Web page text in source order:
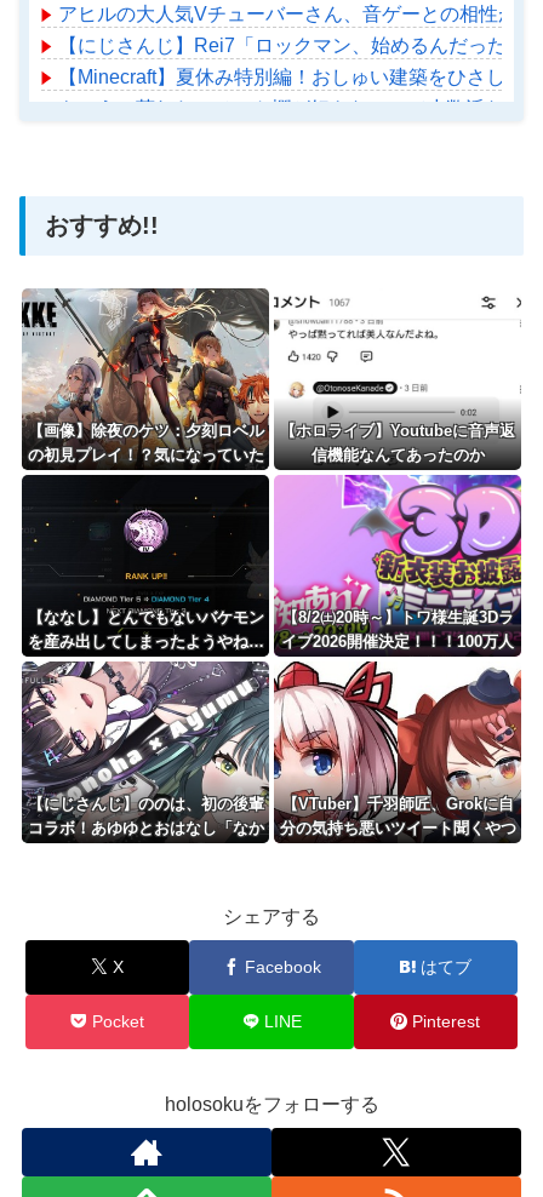
アヒルの大人気Vチューバーさん、音ゲーとの相性が
【にじさんじ】Rei7「ロックマン、始めるんだったら
【Minecraft】夏休み特別編！おしゅい建築をひさし
もこうの荒れたコメント欄が好きなのって少数派なの
おすすめ!!
【画像】除夜のケツ：夕刻ロベル
の初見プレイ！？気になっていた
NIKKEを初めてやってみる
ぞ！！！
【ホロライブ】Youtubeに音声返
信機能なんてあったのか
【ななし】とんでもないバケモン
を産み出してしまったようやね…
【8/2㈯20時～】トワ様生誕3Dラ
イブ2026開催決定！！！100万人
チケットの3D新衣装あり
【にじさんじ】ののは、初の後輩
コラボ！あゆゆとおはなし「なか
【VTuber】千羽師匠、Grokに自
分の気持ち悪いツイート聞くやつ
シェアする
X Facebook はてブ
Pocket LINE Pinterest
holosokuをフォローする